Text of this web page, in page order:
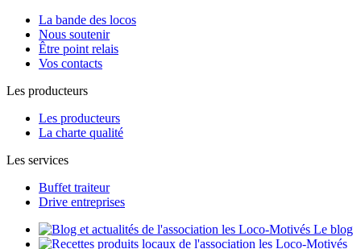
La bande des locos
Nous soutenir
Être point relais
Vos contacts
Les producteurs
Les producteurs
La charte qualité
Les services
Buffet traiteur
Drive entreprises
Le blog